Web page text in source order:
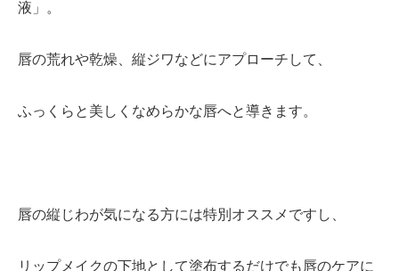
液」。
唇の荒れや乾燥、縦ジワなどにアプローチして、
ふっくらと美しくなめらかな唇へと導きます。
唇の縦じわが気になる方には特別オススメですし、
リップメイクの下地として塗布するだけでも唇のケアに